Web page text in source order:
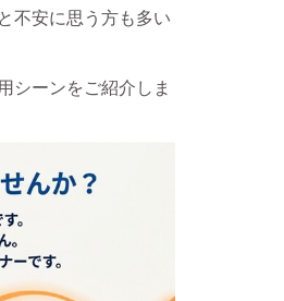
不安に思う方も多い
シーンをご紹介しま